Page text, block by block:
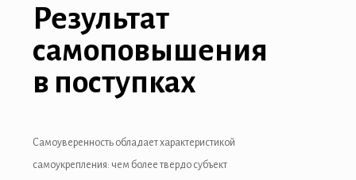
Результат
самоповышения
в поступках
Самоуверенность обладает характеристикой
самоукрепления: чем более твердо субъект